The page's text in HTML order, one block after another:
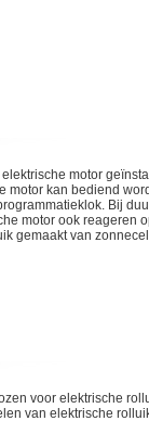
motor
motor kan bediend
Bij
motor ook reageren
gemaakt van
voor elektrische
van elektrische